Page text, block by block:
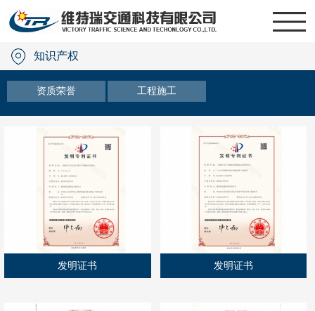
知识产权
资质荣誉 工程施工
发明证书 发明证书